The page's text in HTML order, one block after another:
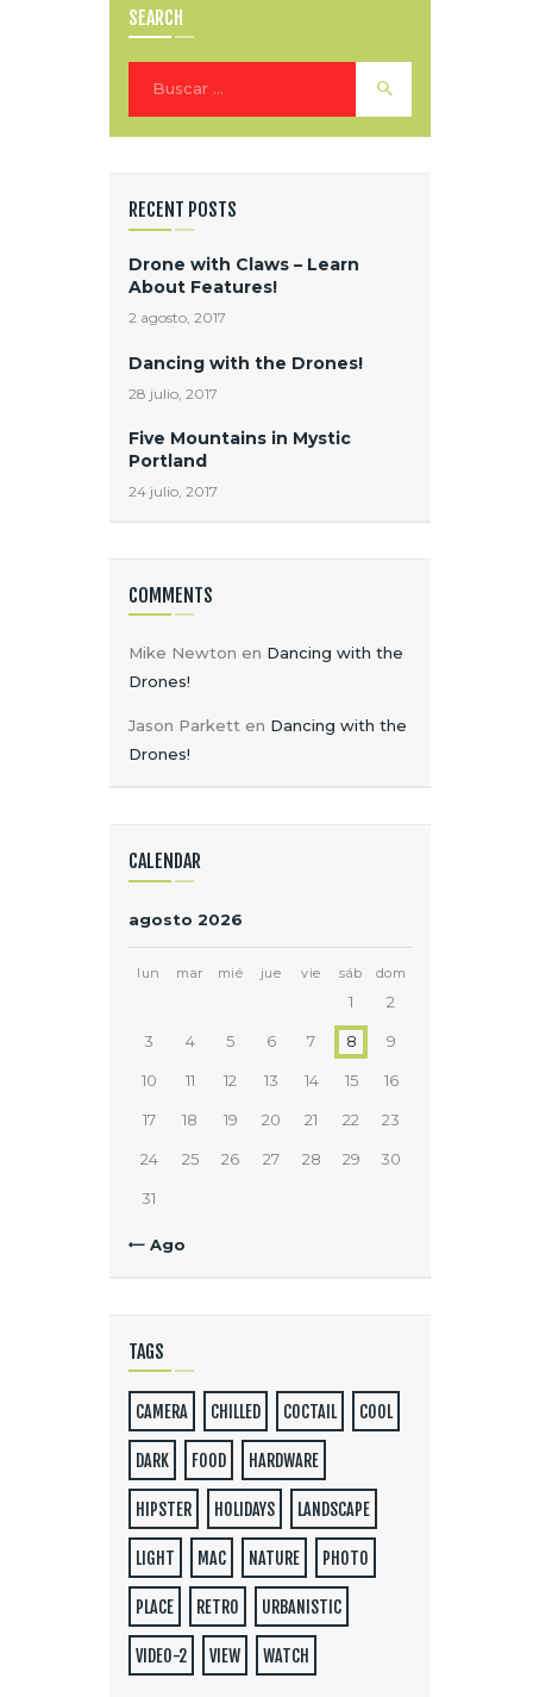
SEARCH
RECENT POSTS
Drone with Claws – Learn
About Features!
2 agosto, 2017
Dancing with the Drones!
28 julio, 2017
Five Mountains in Mystic
Portland
24 julio, 2017
COMMENTS
Mike Newton en Dancing with the
Drones!
Jason Parketten Dancing with the
Drones!
CALENDAR
agosto 2026
lun mar mié jue vie sáb dom
1 2
3 4 5 6 7 8 9
10 11 12 13 14 15 16
17 18 19 20 21 22 23
24 25 26 27 28 29 30
31
« Ago
TAGS
CAMERA CHILLED COCTAIL COOL
DARK FOOD HARDWARE
HIPSTER HOLIDAYS LANDSCAPE
LIGHT MAC NATURE PHOTO
PLACE RETRO URBANISTIC
VIDEO-2 VIEW WATCH